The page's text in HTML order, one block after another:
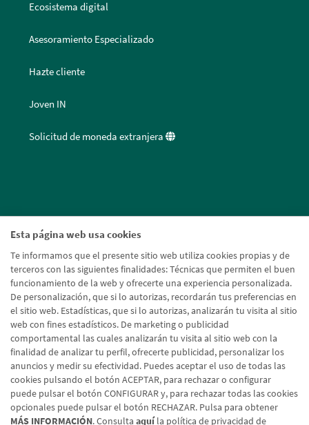
Esta página web usa cookies
Te informamos que el presente sitio web utiliza cookies propias y de
terceros con las siguientes finalidades: Técnicas que permiten el buen
funcionamiento de la web y ofrecerte una experiencia personalizada.
De personalización, que si lo autorizas, recordarán tus preferencias en
el sitio web. Estadísticas, que si lo autorizas, analizarán tu visita al sitio
web con fines estadísticos. De marketing o publicidad
comportamental las cuales analizarán tu visita al sitio web con la
finalidad de analizar tu perfil, ofrecerte publicidad, personalizar los
anuncios y medir su efectividad. Puedes aceptar el uso de todas las
cookies pulsando el botón ACEPTAR, para rechazar o configurar
puede pulsar el botón CONFIGURAR y, para rechazar todas las cookies
opcionales puede pulsar el botón RECHAZAR. Pulsa para obtener
MÁS INFORMACIÓN. Consulta aquíla política de privacidad de
Ecosistema digital
Asesoramiento Especializado
Hazte cliente
Joven IN
Solicitud de moneda extranjera